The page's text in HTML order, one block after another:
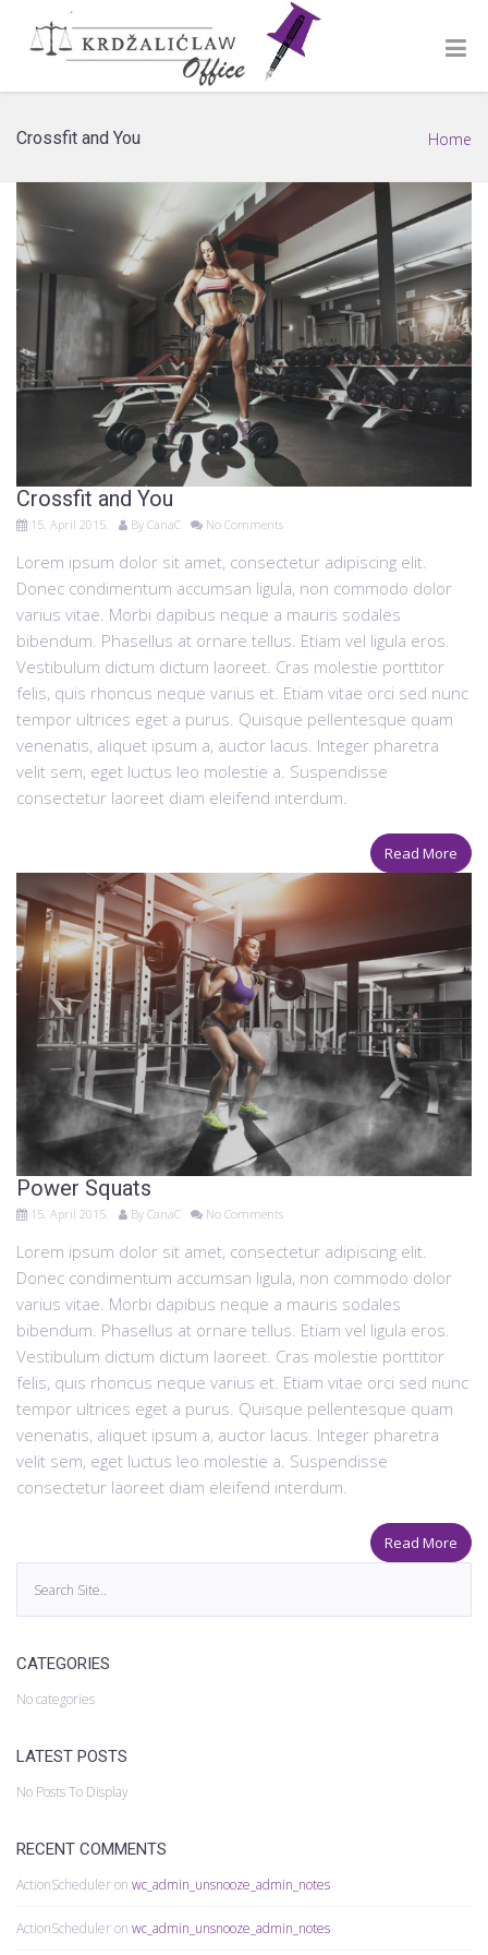
Crossfit and You Home
Crossfit and You
15. April 2015. By CanaC No Comments
Lorem ipsum dolor sit amet, consectetur adipiscing elit.
Donec condimentum accumsan ligula, non commodo dolor
varius vitae. Morbi dapibus neque a mauris sodales
bibendum. Phasellus at ornare tellus. Etiam vel ligula eros.
Vestibulum dictum dictum laoreet. Cras molestie porttitor
felis, quis rhoncus neque varius et. Etiam vitae orci sed nunc
tempor ultrices eget a purus. Quisque pellentesque quam
venenatis, aliquet ipsum a, auctor lacus. Integer pharetra
velit sem, eget luctus leo molestie a. Suspendisse
consectetur laoreet diam eleifend interdum.
Read More
Power Squats
15. April 2015. By CanaC No Comments
Lorem ipsum dolor sit amet, consectetur adipiscing elit.
Donec condimentum accumsan ligula, non commodo dolor
varius vitae. Morbi dapibus neque a mauris sodales
bibendum. Phasellus at ornare tellus. Etiam vel ligula eros.
Vestibulum dictum dictum laoreet. Cras molestie porttitor
felis, quis rhoncus neque varius et. Etiam vitae orci sed nunc
tempor ultrices eget a purus. Quisque pellentesque quam
venenatis, aliquet ipsum a, auctor lacus. Integer pharetra
velit sem, eget luctus leo molestie a. Suspendisse
consectetur laoreet diam eleifend interdum.
Read More
CATEGORIES
No categories
LATEST POSTS
No Posts To Display
RECENT COMMENTS
ActionScheduleron wc_admin_unsnooze_admin_notes
ActionScheduleron wc_admin_unsnooze_admin_notes